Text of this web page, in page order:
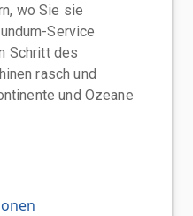
wo Sie sie
Service
Schritt des
rasch und
und Ozeane